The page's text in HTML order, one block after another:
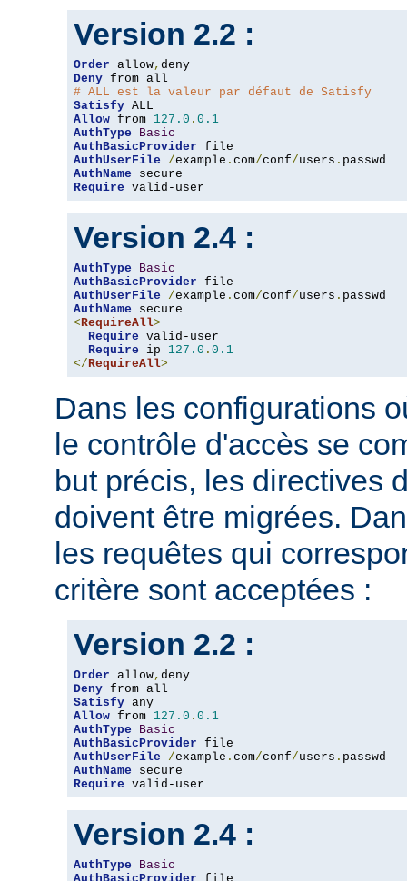
Version 2.2 :
Order allow,
Deny
# ALL est la valeur par défaut de Satisfy
Satisfy
Allow from 127.0 . 0.1
AuthType
Basic
AuthBasicProvider
AuthUserFile
/example . com/conf/users .
AuthName
Require valid-user
Version 2.4 :
AuthType
Basic
AuthBasicProvider
AuthUserFile
/example . com/conf/users .
AuthName
<RequireAll>
Require valid-user
Require ip 127.0 . 0.1
</RequireAll>
Dans les configurations
le contrôle d'accès se
but précis, les directives
doivent être migrées.
les requêtes qui
critère sont acceptées :
Version 2.2 :
Order allow,
Deny
Satisfy
Allow from 127.0 . 0.1
AuthType
Basic
AuthBasicProvider
AuthUserFile
/example . com/conf/users .
AuthName
Require valid-user
Version 2.4 :
AuthType
Basic